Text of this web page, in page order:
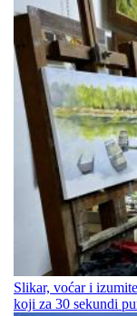
Slikar, voćar i
koji za 30 sekundi